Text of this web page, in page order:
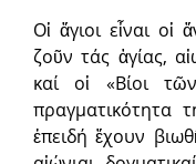
Οἱ ἅγιοι εἶναι οἱ
ζοῦν τάς ἁγίας,
καί οἱ «Βίοι
πραγματικότητα
ἐπειδή ἔχουν